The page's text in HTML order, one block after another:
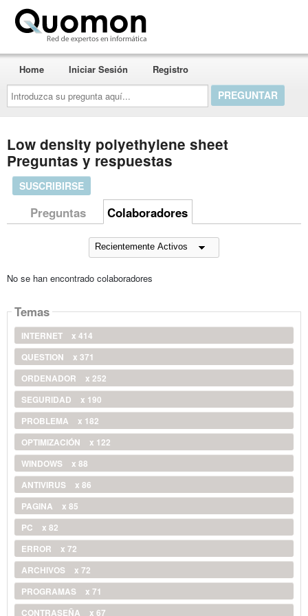
Introduzca
su
pregunta
aquí...
Home Iniciar Sesión Registro
Low density polyethylene sheet
Preguntas y respuestas
SUSCRIBIRSE
Preguntas Colaboradores
No se han encontrado colaboradores
Temas
INTERNET
x 414
QUESTION
x 371
ORDENADOR
x 252
SEGURIDAD
x 190
PROBLEMA
x 182
OPTIMIZACIÓN
x 122
WINDOWS
x 88
ANTIVIRUS
x 86
PAGINA
x 85
PC
x 82
ERROR
x 72
ARCHIVOS
x 72
PROGRAMAS
x 71
CONTRASEÑA
x 67